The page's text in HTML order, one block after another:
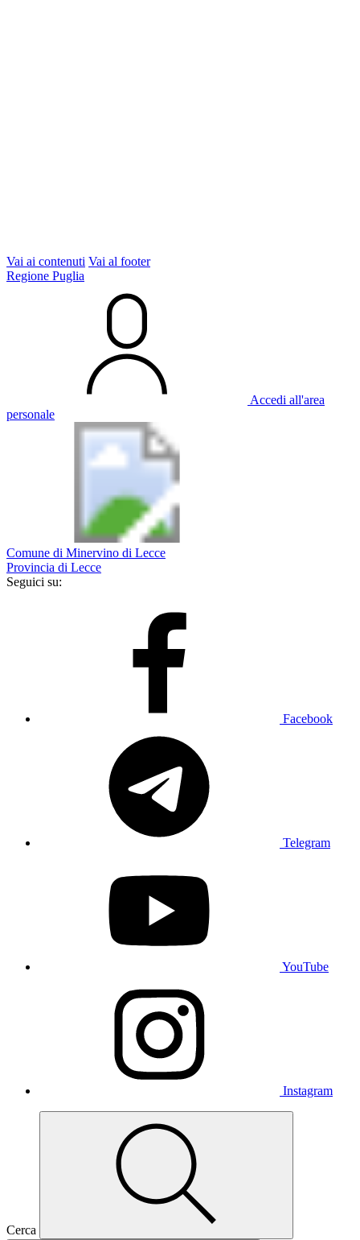
Vai ai contenuti Vai al footer
Regione Puglia
Accedi all'area
personale
Comune di Minervino di Lecce
Provincia di Lecce
Seguici su:
Facebook
Telegram
YouTube
Instagram
Cerca